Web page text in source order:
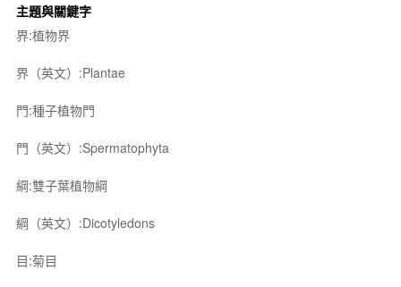
主題與關鍵字
界:植物界
界（英文）:Plantae
門:種子植物門
門（英文）:Spermatophyta
綱:雙子葉植物綱
綱（英文）:Dicotyledons
目:菊目